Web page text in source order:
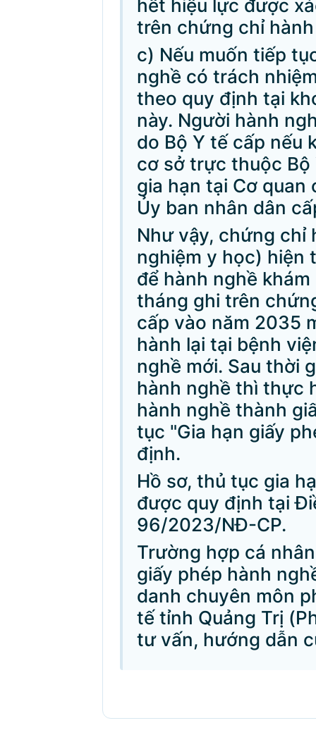
hết hiệu lực được
trên chứng chỉ
c) Nếu muốn tiếp
nghề có trách
theo quy định tại
này. Người hành
do Bộ Y tế cấp nếu
cơ sở trực thuộc
gia hạn tại Cơ
Ủy ban nhân dân
Như vậy, chứng chỉ
nghiệm y học) hiện
để hành nghề
tháng ghi trên
cấp vào năm 2035
hành lại tại bệnh
nghề mới. Sau thời
hành nghề thì thực
hành nghề thành
tục "Gia hạn giấy
định.
Hồ sơ, thủ tục gia
được quy định tại
96/2023/NĐ-CP.
Trường hợp cá
giấy phép hành
danh chuyên môn
tế tỉnh Quảng Trị
tư vấn, hướng dẫn